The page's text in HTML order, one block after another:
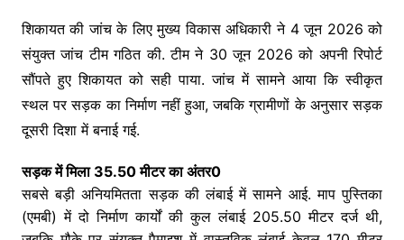
शिकायत की जांच के लिए मुख्य विकास अधिकारी ने 4 जून 2026 को
संयुक्त जांच टीम गठित की. टीम ने 30 जून 2026 को अपनी रिपोर्ट
सौंपते हुए शिकायत को सही पाया. जांच में सामने आया कि स्वीकृत
स्थल पर सड़क का निर्माण नहीं हुआ, जबकि ग्रामीणों के अनुसार सड़क
दूसरी दिशा में बनाई गई.
सड़क में मिला 35.50 मीटर का अंतर0
सबसे बड़ी अनियमितता सड़क की लंबाई में सामने आई. माप पुस्तिका
(एमबी) में दो निर्माण कार्यों की कुल लंबाई 205.50 मीटर दर्ज थी,